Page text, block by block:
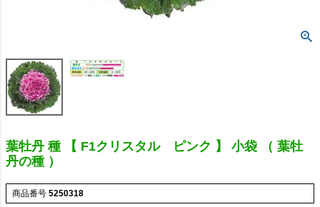
葉牡丹 種 【 F1クリスタル ピンク 】 小袋 （ 葉牡
丹の種 ）
商品番号 5250318